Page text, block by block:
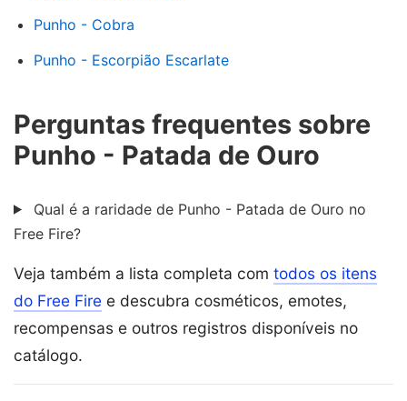
Punho - Cobra
Punho - Escorpião Escarlate
Perguntas frequentes sobre
Punho - Patada de Ouro
Qual é a raridade de Punho - Patada de Ouro no
Free Fire?
Veja também a lista completa com todos os itens
do Free Fire e descubra cosméticos, emotes,
recompensas e outros registros disponíveis no
catálogo.